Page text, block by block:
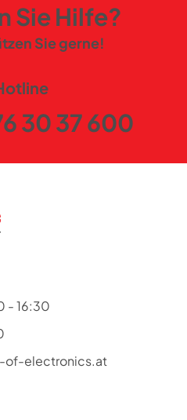
Sie Hilfe?
Sie gerne!
30 37 600
- 16:30
of-electronics.at